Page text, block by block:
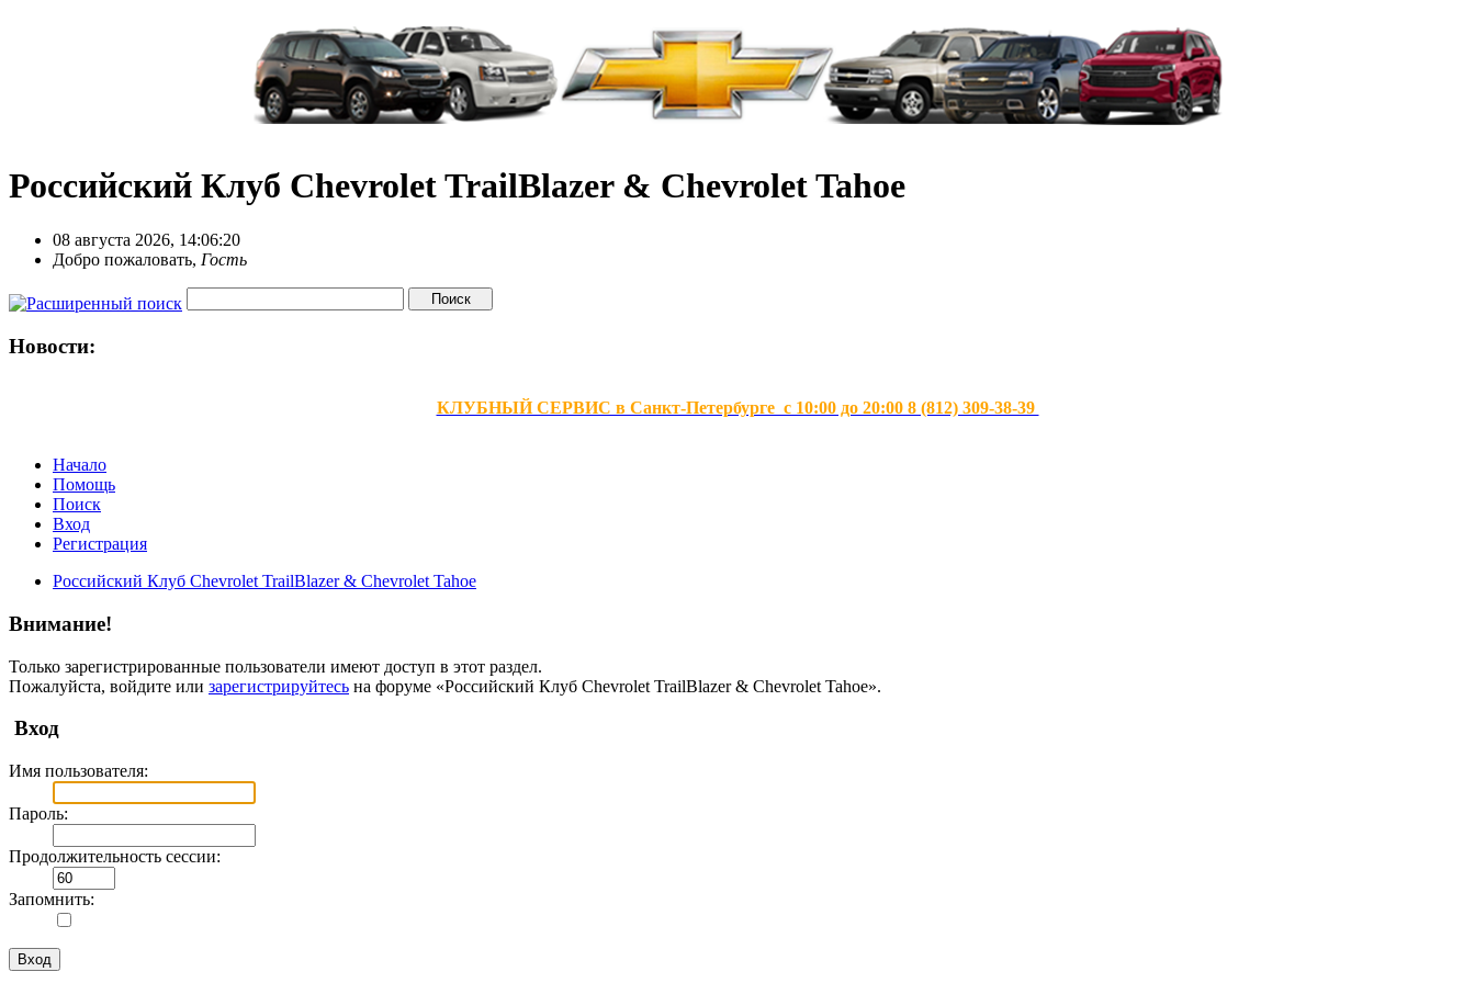
Российский Клуб Chevrolet TrailBlazer & Chevrolet Tahoe
08 августа 2026, 14:06:20
Добро пожаловать, Гость
Новости:
КЛУБНЫЙ СЕРВИС в Санкт-Петербурге с 10:00 до 20:00 8 (812) 309-38-39
Начало
Помощь
Поиск
Вход
Регистрация
Российский Клуб Chevrolet TrailBlazer & Chevrolet Tahoe
Внимание!
Только зарегистрированные пользователи имеют доступ в этот раздел.
Пожалуйста, войдите или зарегистрируйтесь на форуме «Российский Клуб Chevrolet TrailBlazer & Chevrolet Tahoe».
Вход
Имя пользователя:
Пароль:
Продолжительность сессии:
Запомнить: